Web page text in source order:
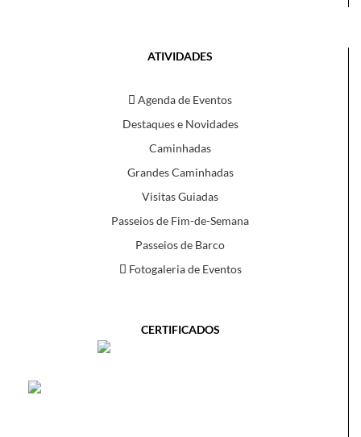
ATIVIDADES
Agenda de Eventos
Destaques e Novidades
Caminhadas
Grandes Caminhadas
Visitas Guiadas
Passeios de Fim-de-Semana
Passeios de Barco
Fotogaleria de Eventos
CERTIFICADOS